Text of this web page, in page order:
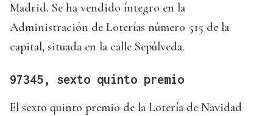
Madrid. Se ha vendido íntegro en la
Administración de Loterías número 515 de la
capital, situada en la calle Sepúlveda.
97345, sexto quinto premio
El sexto quinto premio de la Lotería de Navidad